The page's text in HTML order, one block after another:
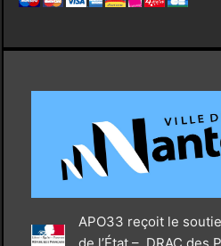
APO33 reçoit le